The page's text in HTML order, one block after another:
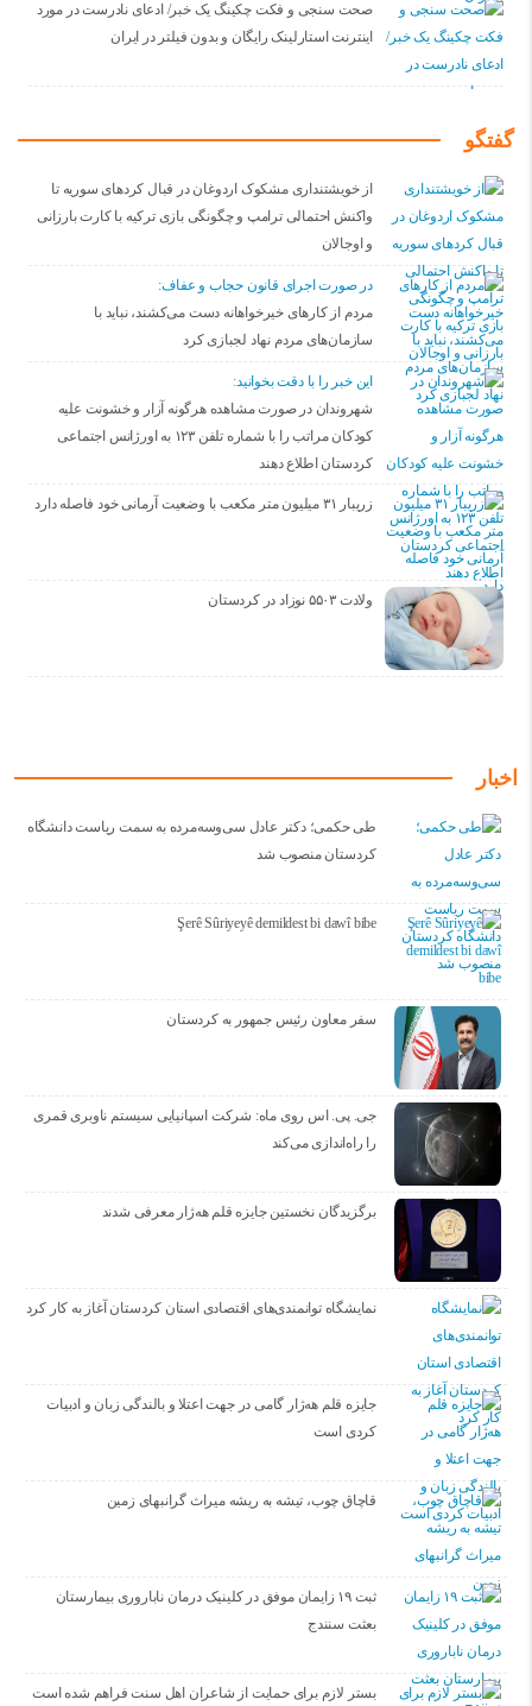
صحت سنجی و فکت چکینگ یک خبر/ ادعای نادرست در مورد
اینترنت استارلینک رایگان و بدون فیلتر در ایران
گفتگو
از خویشتنداری مشکوک اردوغان در قبال کردهای سوریه تا
واکنش احتمالی ترامپ و چگونگی بازی ترکیه با کارت بارزانی
و اوجالان
در صورت اجرای قانون حجاب و عفاف:
مردم از کارهای خیرخواهانه دست می‌کشند، نباید با
سازمان‌های مردم نهاد لجبازی کرد
این خبر را با دقت بخوانید:
شهروندان در صورت مشاهده هرگونه آزار و خشونت علیه
کودکان مراتب را با شماره تلفن ۱۲۳ به اورژانس اجتماعی
کردستان اطلاع دهند
زریبار ۳۱ میلیون متر مکعب با وضعیت آرمانی خود فاصله دارد
ولادت ۵۵۰۳ نوزاد در کردستان
اخبار
طی حکمی؛ دکتر عادل سی‌وسه‌مرده به سمت ریاست دانشگاه
کردستان منصوب شد
Şerê Sûriyeyê demildest bi dawî bibe
سفر معاون رئیس جمهور به کردستان
جی. پی. اس روی ماه: شرکت اسپانیایی سیستم ناوبری قمری
را راه‌اندازی می‌کند
برگزیدگان نخستین جایزه قلم هه‌ژار معرفی شدند
نمایشگاه توانمندی‌های اقتصادی استان کردستان آغاز به کار کرد
جایزه قلم هه‌ژار گامی در جهت اعتلا و بالندگی زبان و ادبیات
کردی است
قاچاق چوب، تیشه به ریشه میراث گرانبهای زمین
ثبت ۱۹ زایمان موفق در کلینیک درمان ناباروری بیمارستان
بعثت سنندج
بستر لازم برای حمایت از شاعران اهل سنت فراهم شده است